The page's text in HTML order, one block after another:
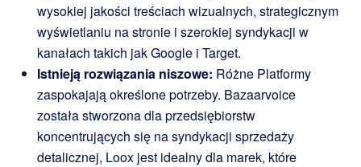
wysokiej jakości treściach wizualnych, strategicznym
wyświetlaniu na stronie i szerokiej syndykacji w
kanałach takich jak Google i Target.
Istnieją rozwiązania niszowe: Różne Platformy
zaspokajają określone potrzeby. Bazaarvoice
została stworzona dla przedsiębiorstw
koncentrujących się na syndykacji sprzedaży
detalicznej, Loox jest idealny dla marek, które